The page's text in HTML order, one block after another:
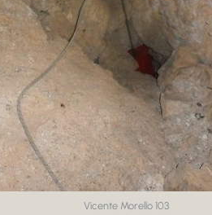
Vicente Morello 103